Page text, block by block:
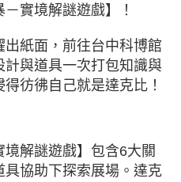
實境解謎遊戲】！
紙面，前往台中科博館
與道具一次打包知識與
彷彿自己就是達克比！
境解謎遊戲】包含6大關
協助下探索展場。達克